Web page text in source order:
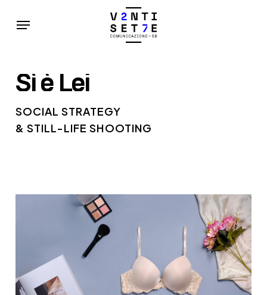
Menu
Sìè Lei
SOCIAL STRATEGY
& STILL-LIFE SHOOTING